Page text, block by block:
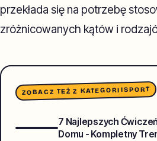
przekłada się na potrzebę
zróżnicowanych kątów i
ZOBACZ TEŻ Z KATEGORIISPORT
7 Najlepszych
Domu - Kompletny